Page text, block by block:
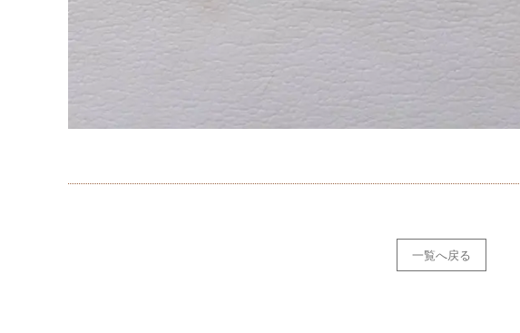
一覧へ戻る